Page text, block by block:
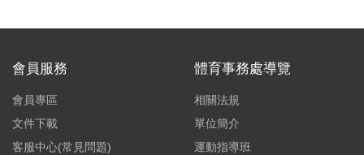
會員服務
會員專區
文件下載
客服中心(常見問題)
體育事務處導覽
相關法規
單位簡介
運動指導班